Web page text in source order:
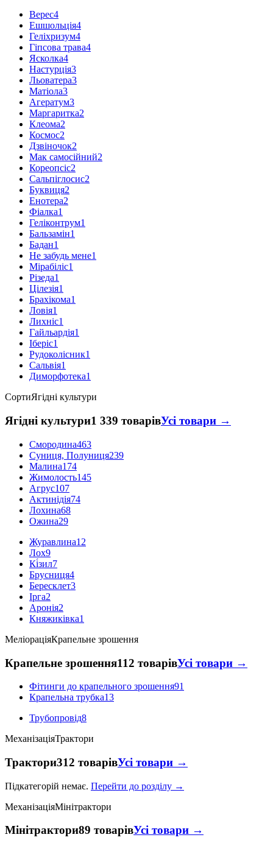
Верес4
Ешшольція4
Геліхризум4
Гіпсова трава4
Ясколка4
Настурція3
Льоватера3
Матіола3
Агератум3
Маргаритка2
Клеома2
Космос2
Дзвіночок2
Мак самосійний2
Кореопсіс2
Сальпіглосис2
Буквиця2
Енотера2
Фіалка1
Геліконтрум1
Бальзамін1
Бадан1
Не забудь мене1
Мірабіліс1
Різеда1
Цілезія1
Брахікома1
Ловія1
Лихніс1
Гайльардія1
Іберіс1
Рудоколісник1
Сальвія1
Диморфотека1
СортиЯгідні культури
Ягідні культури1 339 товарівУсі товари →
Смородина463
Суниця, Полуниця239
Малина174
Жимолость145
Агрус107
Актинідія74
Лохина68
Ожина29
Журавлина12
Лох9
Кі́зил7
Брусниця4
Бересклет3
Ірга2
Аронія2
Княжиківка1
МеліораціяКрапельне зрошення
Крапельне зрошення112 товарівУсі товари →
Фітинги до крапельного зрошення91
Крапельна трубка13
Трубопровід8
МеханізаціяТрактори
Трактори312 товарівУсі товари →
Підкатегорій немає. Перейти до розділу →
МеханізаціяМінітрактори
Мінітрактори89 товарівУсі товари →